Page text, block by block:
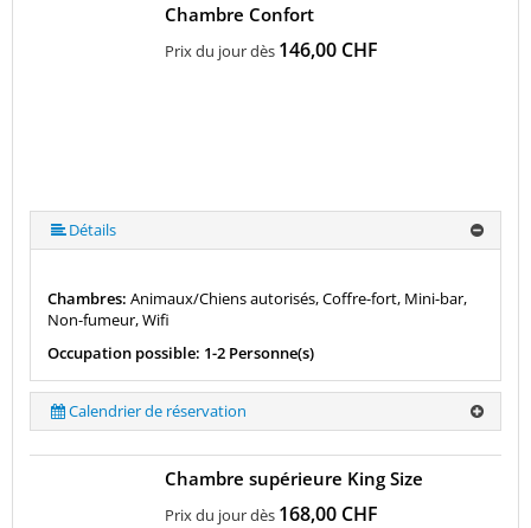
Chambre Confort
Prix du jour dès 146,00 CHF
Détails
Chambres: Animaux/Chiens autorisés, Coffre-fort, Mini-bar,
Non-fumeur, Wifi
Occupation possible: 1-2 Personne(s)
Calendrier de réservation
Chambre supérieure King Size
Prix du jour dès 168,00 CHF